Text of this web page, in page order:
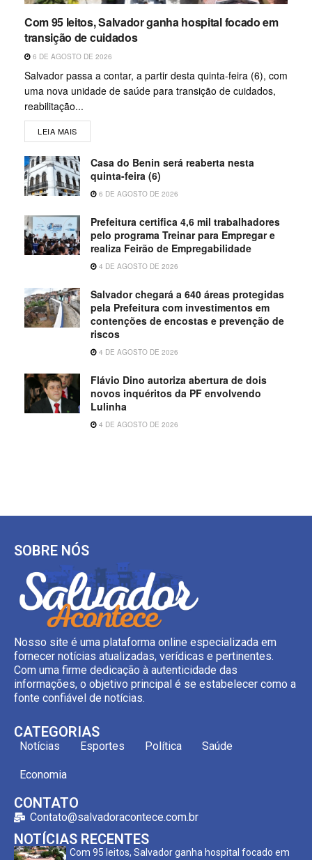
Com 95 leitos, Salvador ganha hospital focado em
transição de cuidados
6 DE AGOSTO DE 2026
Salvador passa a contar, a partir desta quinta-feira (6), com
uma nova unidade de saúde para transição de cuidados,
reabilitação...
LEIA MAIS
Casa do Benin será reaberta nesta
quinta-feira (6)
6 DE AGOSTO DE 2026
Prefeitura certifica 4,6 mil trabalhadores
pelo programa Treinar para Empregar e
realiza Feirão de Empregabilidade
4 DE AGOSTO DE 2026
Salvador chegará a 640 áreas protegidas
pela Prefeitura com investimentos em
contenções de encostas e prevenção de
riscos
4 DE AGOSTO DE 2026
Flávio Dino autoriza abertura de dois
novos inquéritos da PF envolvendo
Lulinha
4 DE AGOSTO DE 2026
SOBRE NÓS
Nosso site é uma plataforma online especializada em
fornecer notícias atualizadas, verídicas e pertinentes.
Com uma firme dedicação à autenticidade das
informações, o objetivo principal é se estabelecer como a
fonte confiável de notícias.
CATEGORIAS
Notícias Esportes Política Saúde
Economia
CONTATO
Contato@salvadoracontece.com.br
NOTÍCIAS RECENTES
Com 95 leitos, Salvador ganha hospital focado em